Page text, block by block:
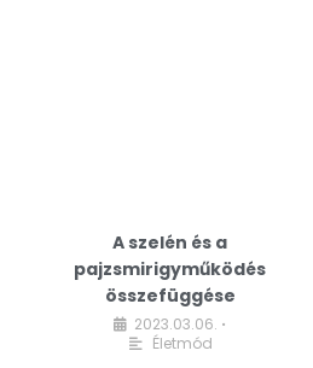
A szelén és a
pajzsmirigyműködés
összefüggése
2023.03.06. •
Életmód